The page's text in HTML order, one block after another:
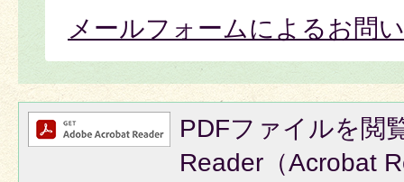
メールフォームによるお問
PDFファイルを閲
Reader（Acrobat